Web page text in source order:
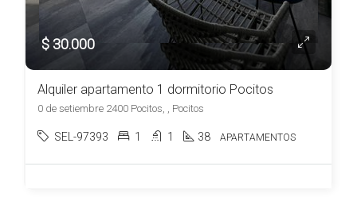
$ 30.000
Alquiler apartamento 1 dormitorio Pocitos
0 de setiembre 2400 Pocitos, , Pocitos
SEL-97393 1 1 38 APARTAMENTOS